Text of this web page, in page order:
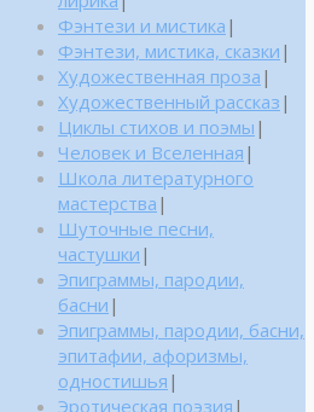
Фэнтези и мистика |
Фэнтези, мистика, сказки |
Художественная проза |
Художественный рассказ |
Циклы стихов и поэмы |
Человек и Вселенная |
Школа литературного
мастерства |
Шуточные песни,
частушки |
Эпиграммы, пародии,
басни |
Эпиграммы, пародии, басни,
эпитафии, афоризмы,
одностишья |
Эротическая поэзия |